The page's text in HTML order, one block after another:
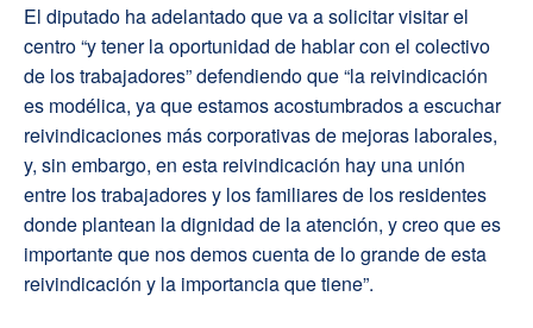
El diputado ha adelantado que va a solicitar visitar el
centro “y tener la oportunidad de hablar con el colectivo
de los trabajadores” defendiendo que “la reivindicación
es modélica, ya que estamos acostumbrados a escuchar
reivindicaciones más corporativas de mejoras laborales,
y, sin embargo, en esta reivindicación hay una unión
entre los trabajadores y los familiares de los residentes
donde plantean la dignidad de la atención, y creo que es
importante que nos demos cuenta de lo grande de esta
reivindicación y la importancia que tiene”.